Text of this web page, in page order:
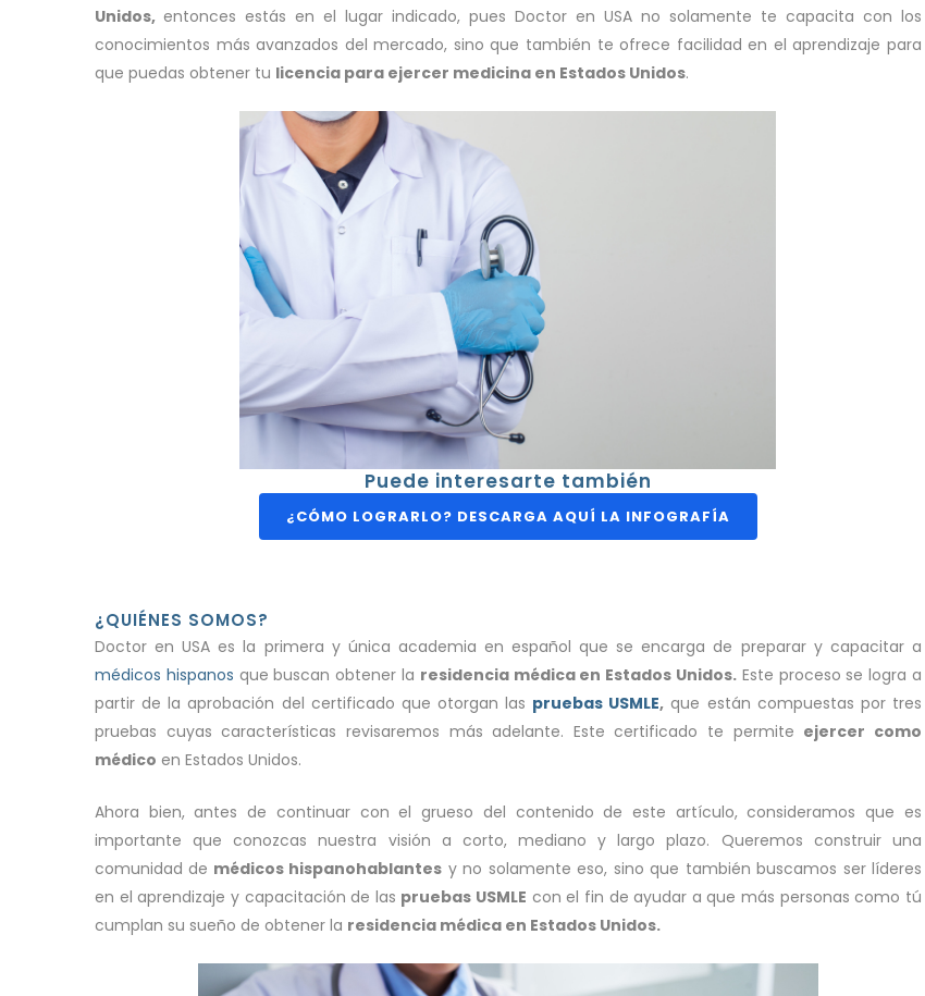
Unidos, entonces estás en el lugar indicado, pues Doctor en USA no solamente te capacita con los
conocimientos más avanzados del mercado, sino que también te ofrece facilidad en el aprendizaje para
que puedas obtener tu licencia para ejercer medicina en Estados Unidos.
Puede interesarte también
¿CÓMO LOGRARLO? DESCARGA AQUÍ LA INFOGRAFÍA
¿QUIÉNES SOMOS?
Doctor en USA es la primera y única academia en español que se encarga de preparar y capacitar a
médicos hispanos que buscan obtener la residencia médica en Estados Unidos.Este proceso se logra a
partir de la aprobación del certificado que otorgan las pruebas USMLE, que están compuestas por tres
pruebas cuyas características revisaremos más adelante. Este certificado te permite ejercer como
médico en Estados Unidos.
Ahora bien, antes de continuar con el grueso del contenido de este artículo, consideramos que es
importante que conozcas nuestra visión a corto, mediano y largo plazo. Queremos construir una
comunidad de médicos hispanohablantes y no solamente eso, sino que también buscamos ser líderes
en el aprendizaje y capacitación de las pruebas USMLE con el fin de ayudar a que más personas como tú
cumplan su sueño de obtener la residencia médica en Estados Unidos.